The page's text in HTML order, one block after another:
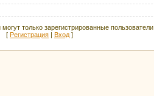
только зарегистрированные пользователи.
[ Регистрация | Вход ]